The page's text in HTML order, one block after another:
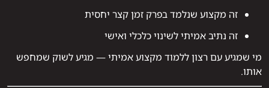
זה מקצוע שנלמד בפרק זמן קצר יחסית
זה נתיב אמיתי לשינוי כלכלי ואישי
מי שמגיע עם רצון ללמוד מקצוע אמיתי — מגיע לשוק שמחפש
אותו.